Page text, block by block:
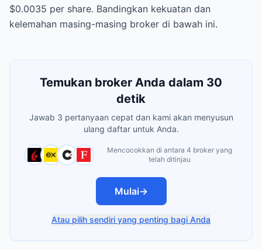
$0.0035 per share. Bandingkan kekuatan dan
kelemahan masing-masing broker di bawah ini.
Temukan broker Anda dalam 30
detik
Jawab 3 pertanyaan cepat dan kami akan menyusun
ulang daftar untuk Anda.
Mencocokkan di antara 4 broker yang
telah ditinjau
Mulai→
Atau pilih sendiri yang penting bagi Anda